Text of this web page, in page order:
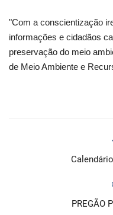
"Com a conscientização
informações e cidadãos
preservação do meio
de Meio Ambiente e
PREGÃO